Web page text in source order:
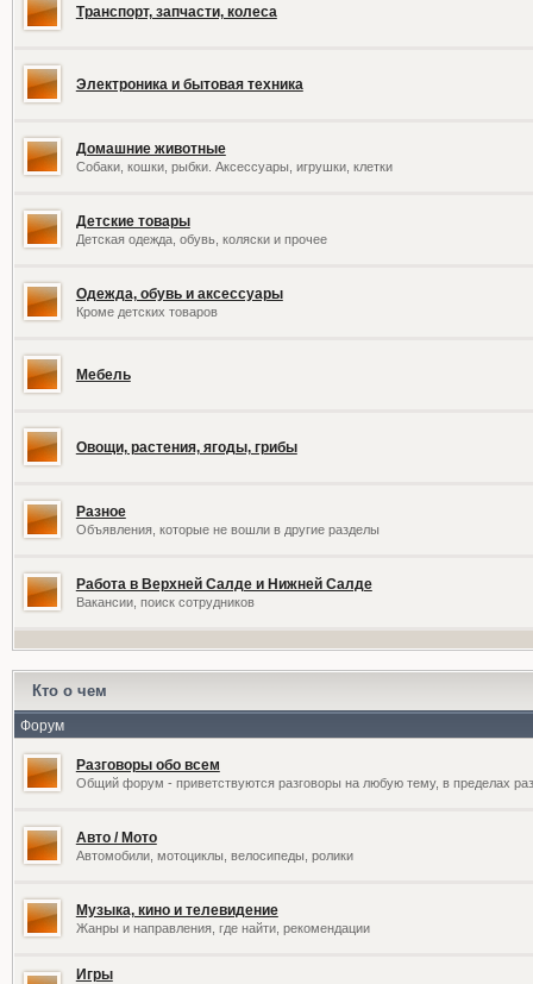
Транспорт, запчасти, колеса
Электроника и бытовая техника
Домашние животные
Собаки, кошки, рыбки. Аксессуары, игрушки, клетки
Детские товары
Детская одежда, обувь, коляски и прочее
Одежда, обувь и аксессуары
Кроме детских товаров
Мебель
Овощи, растения, ягоды, грибы
Разное
Объявления, которые не вошли в другие разделы
Работа в Верхней Салде и Нижней Салде
Вакансии, поиск сотрудников
Кто о чем
Форум
Разговоры обо всем
Общий форум - приветствуются разговоры на любую тему, в пределах
Авто / Мото
Автомобили, мотоциклы, велосипеды, ролики
Музыка, кино и телевидение
Жанры и направления, где найти, рекомендации
Игры